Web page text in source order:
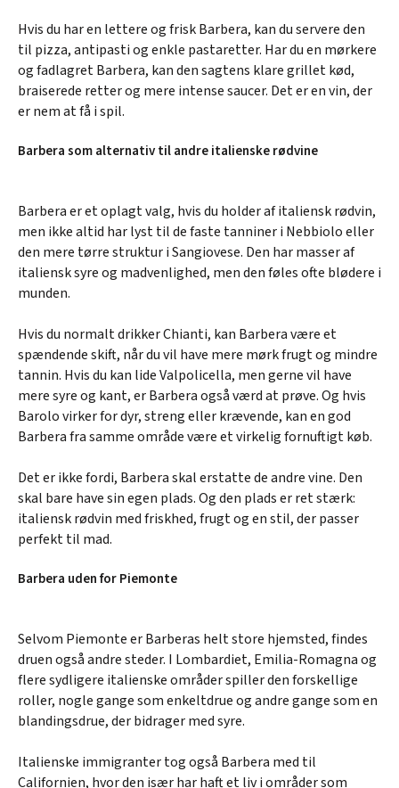
Hvis du har en lettere og frisk Barbera, kan du servere den
til pizza, antipasti og enkle pastaretter. Har du en mørkere
og fadlagret Barbera, kan den sagtens klare grillet kød,
braiserede retter og mere intense saucer. Det er en vin, der
er nem at få i spil.
Barbera som alternativ til andre italienske rødvine
Barbera er et oplagt valg, hvis du holder af italiensk rødvin,
men ikke altid har lyst til de faste tanniner i Nebbiolo eller
den mere tørre struktur i Sangiovese. Den har masser af
italiensk syre og madvenlighed, men den føles ofte blødere i
munden.
Hvis du normalt drikker Chianti, kan Barbera være et
spændende skift, når du vil have mere mørk frugt og mindre
tannin. Hvis du kan lide Valpolicella, men gerne vil have
mere syre og kant, er Barbera også værd at prøve. Og hvis
Barolo virker for dyr, streng eller krævende, kan en god
Barbera fra samme område være et virkelig fornuftigt køb.
Det er ikke fordi, Barbera skal erstatte de andre vine. Den
skal bare have sin egen plads. Og den plads er ret stærk:
italiensk rødvin med friskhed, frugt og en stil, der passer
perfekt til mad.
Barbera uden for Piemonte
Selvom Piemonte er Barberas helt store hjemsted, findes
druen også andre steder. I Lombardiet, Emilia-Romagna og
flere sydligere italienske områder spiller den forskellige
roller, nogle gange som enkeltdrue og andre gange som en
blandingsdrue, der bidrager med syre.
Italienske immigranter tog også Barbera med til
Californien, hvor den især har haft et liv i områder som